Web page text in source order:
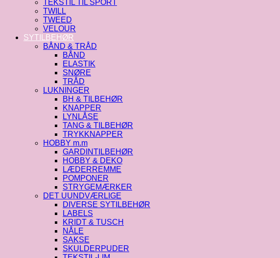
TEKSTIL TIL SPORT
TWILL
TWEED
VELOUR
SYTILBEHØR
BÅND & TRÅD
BÅND
ELASTIK
SNØRE
TRÅD
LUKNINGER
BH & TILBEHØR
KNAPPER
LYNLÅSE
TANG & TILBEHØR
TRYKKNAPPER
HOBBY m.m
GARDINTILBEHØR
HOBBY & DEKO
LÆDERREMME
POMPONER
STRYGEMÆRKER
DET UUNDVÆRLIGE
DIVERSE SYTILBEHØR
LABELS
KRIDT & TUSCH
NÅLE
SAKSE
SKULDERPUDER